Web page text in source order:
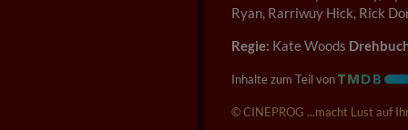
Ryan, Rarriwuy Hick, Rick
Regie: Kate Woods
Inhalte zum Teil von
© CINEPROG ...macht Lust auf Ihr